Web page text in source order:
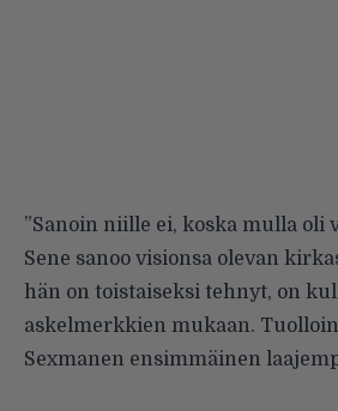
”Sanoin niille ei, koska mulla oli
Sene sanoo visionsa olevan
hän on toistaiseksi tehnyt, on
askelmerkkien mukaan.
Sexmanen ensimmäinen